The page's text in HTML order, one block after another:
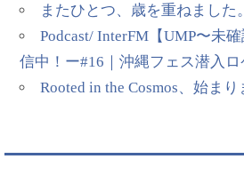
またひとつ、歳を重ねました。
Podcast/ InterFM【UMP〜未
信中！ー#16｜沖縄フェス潜入ロ
Rooted in the Cosmos、始まり